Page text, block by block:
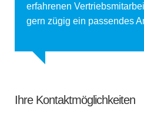
erfahrenen
gern zügig ein passendes
Ihre Kontaktmöglichkeiten